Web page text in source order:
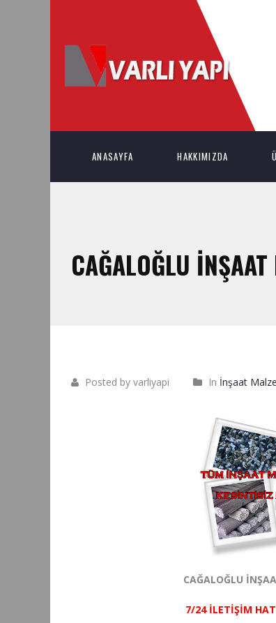
ANASAYFA HAKKIMIZDA
CAĞALOĞLU
Posted by varliyapi In İnşaat
CAĞALOĞLU
7/24 İLETİŞİM